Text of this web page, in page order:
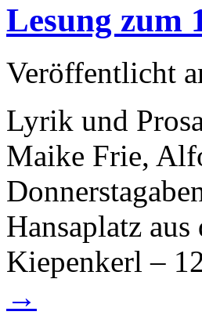
Lesung zum
Veröffentlicht
Lyrik und
Maike Frie,
Hansaplatz
Kiepenkerl –
→